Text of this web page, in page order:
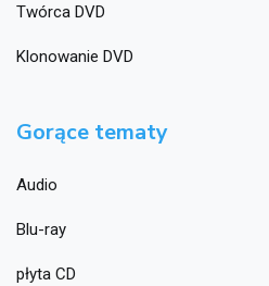
Twórca DVD
Klonowanie DVD
Gorące tematy
Audio
Blu-ray
płyta CD